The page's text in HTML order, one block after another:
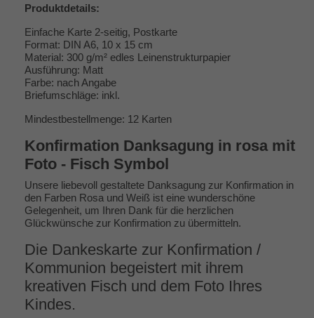
Produktdetails:
Einfache Karte 2-seitig, Postkarte
Format: DIN A6, 10 x 15 cm
Material: 300 g/m² edles Leinenstrukturpapier
Ausführung: Matt
Farbe: nach Angabe
Briefumschläge: inkl.
Mindestbestellmenge: 12 Karten
Konfirmation Danksagung in rosa mit
Foto - Fisch Symbol
Unsere liebevoll gestaltete Danksagung zur Konfirmation in
den Farben Rosa und Weiß ist eine wunderschöne
Gelegenheit, um Ihren Dank für die herzlichen
Glückwünsche zur Konfirmation zu übermitteln.
Die Dankeskarte zur Konfirmation /
Kommunion begeistert mit ihrem
kreativen Fisch und dem Foto Ihres
Kindes.